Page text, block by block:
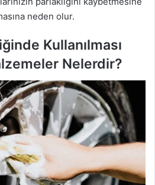
neden olur.
Kullanılması
Nelerdir?